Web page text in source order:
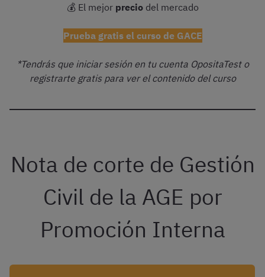
💰 El mejor preciodel mercado
Prueba gratis el curso de GACE
*Tendrás que iniciar sesión en tu cuenta OpositaTest o
registrarte gratis para ver el contenido del curso
Nota de corte de Gestión
Civil de la AGE por
Promoción Interna